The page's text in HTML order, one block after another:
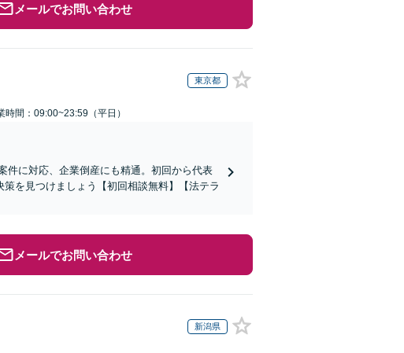
メールでお問い合わせ
東京都
時間：09:00~23:59（平日）
件に対応、企業倒産にも精通。初回から代表
を見つけましょう【初回相談無料】【法テラ
メールでお問い合わせ
新潟県